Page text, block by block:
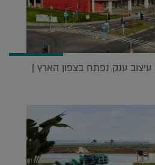
ענק נפתח בצפון הארץ |